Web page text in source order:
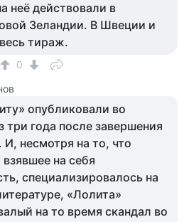
неё действовали в
Зеландии. В Швеции и
тираж.
0
опубликовали во
три года после завершения
И, несмотря на то, что
на себя
специализировалось на
«Лолита»
на то время скандал во